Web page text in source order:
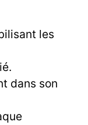
les
dans son